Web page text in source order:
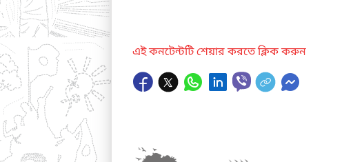
এই কনটেন্টটি শেয়ার করতে ক্লিক করুন